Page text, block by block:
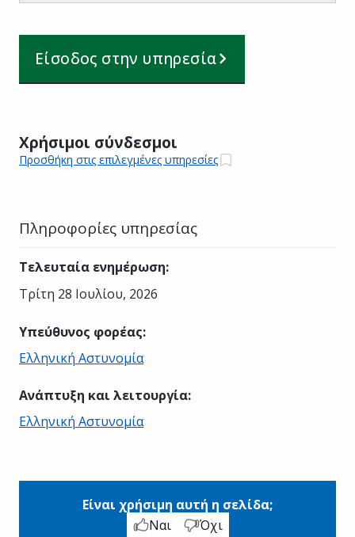
Είσοδος στην υπηρεσία
Χρήσιμοι σύνδεσμοι
Προσθήκη στις επιλεγμένες υπηρεσίες
Πληροφορίες υπηρεσίας
Τελευταία ενημέρωση:
Τρίτη 28 Ιουλίου, 2026
Υπεύθυνος φορέας:
Ελληνική Αστυνομία
Ανάπτυξη και λειτουργία:
Ελληνική Αστυνομία
Είναι χρήσιμη αυτή η σελίδα;
Ναι
Όχι